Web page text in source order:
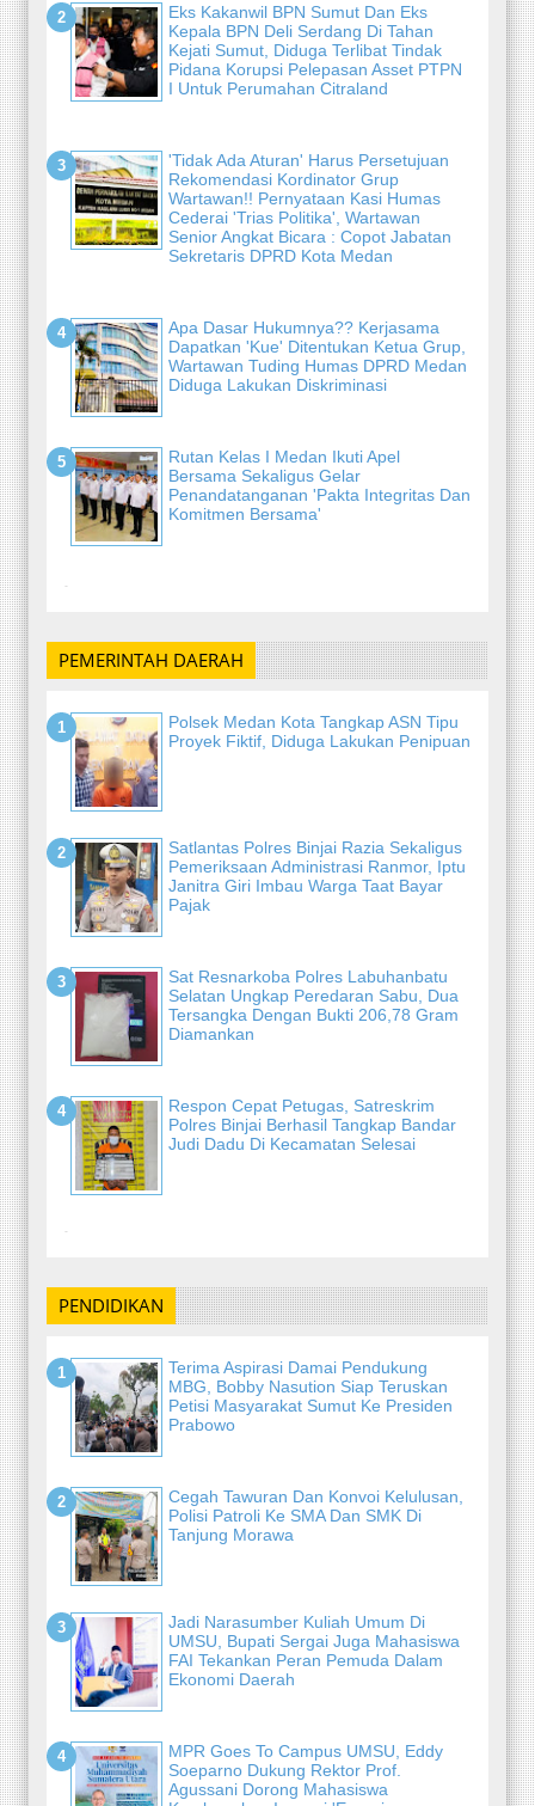
Eks Kakanwil BPN Sumut Dan Eks
Kepala BPN Deli Serdang Di Tahan
Kejati Sumut, Diduga Terlibat Tindak
Pidana Korupsi Pelepasan Asset PTPN
I Untuk Perumahan Citraland
'Tidak Ada Aturan' Harus Persetujuan
Rekomendasi Kordinator Grup
Wartawan!! Pernyataan Kasi Humas
Cederai 'Trias Politika', Wartawan
Senior Angkat Bicara : Copot Jabatan
Sekretaris DPRD Kota Medan
Apa Dasar Hukumnya?? Kerjasama
Dapatkan 'Kue' Ditentukan Ketua Grup,
Wartawan Tuding Humas DPRD Medan
Diduga Lakukan Diskriminasi
Rutan Kelas I Medan Ikuti Apel
Bersama Sekaligus Gelar
Penandatanganan 'Pakta Integritas Dan
Komitmen Bersama'
-
PEMERINTAH DAERAH
Polsek Medan Kota Tangkap ASN Tipu
Proyek Fiktif, Diduga Lakukan Penipuan
Satlantas Polres Binjai Razia Sekaligus
Pemeriksaan Administrasi Ranmor, Iptu
Janitra Giri Imbau Warga Taat Bayar
Pajak
Sat Resnarkoba Polres Labuhanbatu
Selatan Ungkap Peredaran Sabu, Dua
Tersangka Dengan Bukti 206,78 Gram
Diamankan
Respon Cepat Petugas, Satreskrim
Polres Binjai Berhasil Tangkap Bandar
Judi Dadu Di Kecamatan Selesai
-
PENDIDIKAN
Terima Aspirasi Damai Pendukung
MBG, Bobby Nasution Siap Teruskan
Petisi Masyarakat Sumut Ke Presiden
Prabowo
Cegah Tawuran Dan Konvoi Kelulusan,
Polisi Patroli Ke SMA Dan SMK Di
Tanjung Morawa
Jadi Narasumber Kuliah Umum Di
UMSU, Bupati Sergai Juga Mahasiswa
FAI Tekankan Peran Pemuda Dalam
Ekonomi Daerah
MPR Goes To Campus UMSU, Eddy
Soeparno Dukung Rektor Prof.
Agussani Dorong Mahasiswa